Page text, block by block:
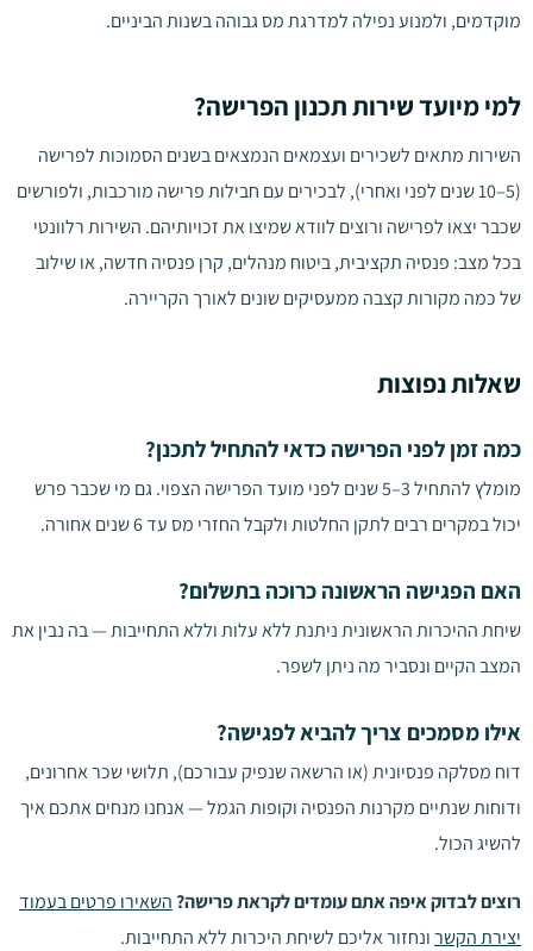
מוקדמים, ולמנוע נפילה למדרגת מס גבוהה בשנות הביניים.
למי מיועד שירות תכנון הפרישה?
השירות מתאים לשכירים ועצמאים הנמצאים בשנים הסמוכות לפרישה
(5–10 שנים לפני ואחרי), לבכירים עם חבילות פרישה מורכבות, ולפורשים
שכבר יצאו לפרישה ורוצים לוודא שמיצו את זכויותיהם. השירות רלוונטי
בכל מצב: פנסיה תקציבית, ביטוח מנהלים, קרן פנסיה חדשה, או שילוב
של כמה מקורות קצבה ממעסיקים שונים לאורך הקריירה.
שאלות נפוצות
כמה זמן לפני הפרישה כדאי להתחיל לתכנן?
מומלץ להתחיל 3–5 שנים לפני מועד הפרישה הצפוי. גם מי שכבר פרש
יכול במקרים רבים לתקן החלטות ולקבל החזרי מס עד 6 שנים אחורה.
האם הפגישה הראשונה כרוכה בתשלום?
שיחת ההיכרות הראשונית ניתנת ללא עלות וללא התחייבות — בה נבין את
המצב הקיים ונסביר מה ניתן לשפר.
אילו מסמכים צריך להביא לפגישה?
דוח מסלקה פנסיונית (או הרשאה שנפיק עבורכם), תלושי שכר אחרונים,
ודוחות שנתיים מקרנות הפנסיה וקופות הגמל — אנחנו מנחים אתכם איך
להשיג הכול.
רוצים לבדוק איפה אתם עומדים לקראת פרישה? השאירו פרטים בעמוד
יצירת הקשרונחזור אליכם לשיחת היכרות ללא התחייבות.